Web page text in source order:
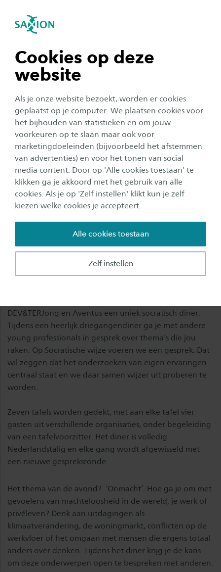
Cookies op deze
website
Als je onze website bezoekt, worden er cookies
geplaatst op je computer. We plaatsen cookies voor
het bijhouden van statistieken en om jouw
voorkeuren op te slaan maar ook voor
marketingdoeleinden (bijvoorbeeld het afstemmen
van advertenties) en voor het tonen van social
media content. Door op 'Alle cookies toestaan' te
klikken ga je akkoord met het gebruik van alle
cookies. Als je op 'Zelf instellen' klikt kun je zelf
kiezen welke cookies je accepteert.
Zelf instellen
Alle cookies toestaan
Navigatie openen
tonen
tonen
tonen
tonen
sluiten
Corporate
Studium Generale: Socratisch
diner over onmacht
28 november 2024 Witteveen+Bos, Leeuwenburg 8, Deventer
Je bent van harteuitgenodigdals tafelgast voor het
Socratisch Diner over onmacht. Aan deelname zijn geen
DEV&TERJong en Aventus een uniek socratisch diner.
Tijdens een heerlijk driegangendiner ga je met andere
young professionals in gesprek over thema’s die jou
raken. Op Socratische wijze voeren we een gesprek. Dat
wil zeggen dat het onderzoeken van eigen ervaringen
centraal staat en we daar samen wijzer uit proberen te
worden.
Zeven tafels worden gedekt, met aan elke tafel vier
gasten uit verschillende organisaties, onder begeleiding
van een tafelvoorzitter. Het diner is volledig
Nederlandstalig en elke gang wordt afgewisseld met
een nieuwe gespreksronde.
Het thema van de avond? ‘Onmacht’. Hoe ga je om met
gevoelens van machteloosheid in de wereld, je werk of
privéleven? Denk aan uitdagingen als
klimaatverandering, de woningmarkt, conflicten op de
werkvloer of het omgaan met mensen die ergens totaal
anders over denken. Tijdens het diner krijg je de kans
om deze onderwerpen open te bespreken met anderen.